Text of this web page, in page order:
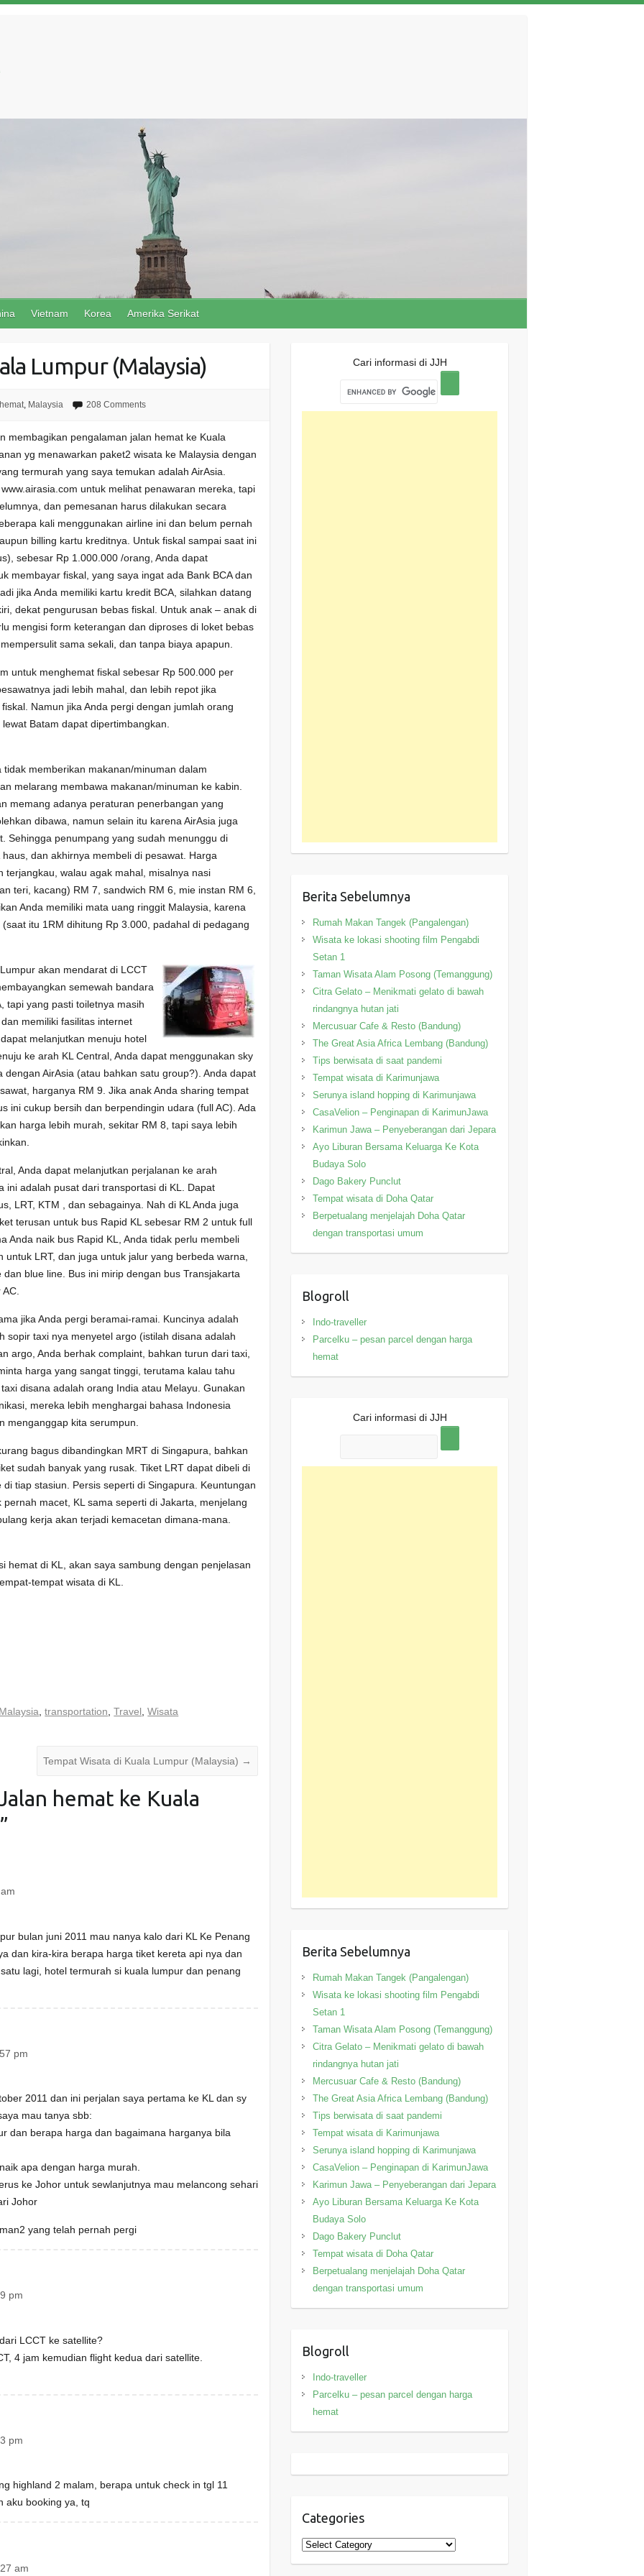
Vietnam Korea Amerika Serikat
Lumpur (Malaysia)
, Malaysia 208 Comments
membagikan pengalaman jalan hemat ke Kuala
yg menawarkan paket2 wisata ke Malaysia dengan
termurah yang saya temukan adalah AirAsia.
untuk melihat penawaran mereka, tapi
dan pemesanan harus dilakukan secara
kali menggunakan airline ini dan belum pernah
billing kartu kreditnya. Untuk fiskal sampai saat ini
sebesar Rp 1.000.000 /orang, Anda dapat
membayar fiskal, yang saya ingat ada Bank BCA dan
jika Anda memiliki kartu kredit BCA, silahkan datang
dekat pengurusan bebas fiskal. Untuk anak – anak di
mengisi form keterangan dan diproses di loket bebas
sama sekali, dan tanpa biaya apapun.
untuk menghemat fiskal sebesar Rp 500.000 per
jadi lebih mahal, dan lebih repot jika
Namun jika Anda pergi dengan jumlah orang
Batam dapat dipertimbangkan.
tidak memberikan makanan/minuman dalam
melarang membawa makanan/minuman ke kabin.
memang adanya peraturan penerbangan yang
dibawa, namun selain itu karena AirAsia juga
Sehingga penumpang yang sudah menunggu di
dan akhirnya membeli di pesawat. Harga
terjangkau, walau agak mahal, misalnya nasi
teri, kacang) RM 7, sandwich RM 6, mie instan RM 6,
Anda memiliki mata uang ringgit Malaysia, karena
itu 1RM dihitung Rp 3.000, padahal di pedagang
akan mendarat di LCCT
semewah bandara
tapi yang pasti toiletnya masih
memiliki fasilitas internet
melanjutkan menuju hotel
ke arah KL Central, Anda dapat menggunakan sky
AirAsia (atau bahkan satu group?). Anda dapat
harganya RM 9. Jika anak Anda sharing tempat
ini cukup bersih dan berpendingin udara (full AC). Ada
harga lebih murah, sekitar RM 8, tapi saya lebih
Anda dapat melanjutkan perjalanan ke arah
ini adalah pusat dari transportasi di KL. Dapat
LRT, KTM , dan sebagainya. Nah di KL Anda juga
terusan untuk bus Rapid KL sebesar RM 2 untuk full
Anda naik bus Rapid KL, Anda tidak perlu membeli
LRT, dan juga untuk jalur yang berbeda warna,
blue line. Bus ini mirip dengan bus Transjakarta
jika Anda pergi beramai-ramai. Kuncinya adalah
sopir taxi nya menyetel argo (istilah disana adalah
argo, Anda berhak complaint, bahkan turun dari taxi,
harga yang sangat tinggi, terutama kalau tahu
disana adalah orang India atau Melayu. Gunakan
mereka lebih menghargai bahasa Indonesia
menganggap kita serumpun.
bagus dibandingkan MRT di Singapura, bahkan
sudah banyak yang rusak. Tiket LRT dapat dibeli di
di tiap stasiun. Persis seperti di Singapura. Keuntungan
pernah macet, KL sama seperti di Jakarta, menjelang
kerja akan terjadi kemacetan dimana-mana.
hemat di KL, akan saya sambung dengan penjelasan
tempat wisata di KL.
Malaysia ,transportation ,Travel ,Wisata
Tempat Wisata di Kuala Lumpur (Malaysia) →
hemat ke Kuala
”
bulan juni 2011 mau nanya kalo dari KL Ke Penang
dan kira-kira berapa harga tiket kereta api nya dan
lagi, hotel termurah si kuala lumpur dan penang
pm
2011 dan ini perjalan saya pertama ke KL dan sy
mau tanya sbb:
dan berapa harga dan bagaimana harganya bila
apa dengan harga murah.
ke Johor untuk sewlanjutnya mau melancong sehari
Johor
yang telah pernah pergi
pm
LCCT ke satellite?
4 jam kemudian flight kedua dari satellite.
pm
highland 2 malam, berapa untuk check in tgl 11
aku booking ya, tq
am
Cari informasi di JJH
Berita Sebelumnya
Rumah Makan Tangek (Pangalengan)
Wisata ke lokasi shooting film Pengabdi
Setan 1
Taman Wisata Alam Posong (Temanggung)
Citra Gelato – Menikmati gelato di bawah
rindangnya hutan jati
Mercusuar Cafe & Resto (Bandung)
The Great Asia Africa Lembang (Bandung)
Tips berwisata di saat pandemi
Tempat wisata di Karimunjawa
Serunya island hopping di Karimunjawa
CasaVelion – Penginapan di KarimunJawa
Karimun Jawa – Penyeberangan dari Jepara
Ayo Liburan Bersama Keluarga Ke Kota
Budaya Solo
Dago Bakery Punclut
Tempat wisata di Doha Qatar
Berpetualang menjelajah Doha Qatar
dengan transportasi umum
Blogroll
Indo-traveller
Parcelku – pesan parcel dengan harga
hemat
Cari informasi di JJH
Berita Sebelumnya
Rumah Makan Tangek (Pangalengan)
Wisata ke lokasi shooting film Pengabdi
Setan 1
Taman Wisata Alam Posong (Temanggung)
Citra Gelato – Menikmati gelato di bawah
rindangnya hutan jati
Mercusuar Cafe & Resto (Bandung)
The Great Asia Africa Lembang (Bandung)
Tips berwisata di saat pandemi
Tempat wisata di Karimunjawa
Serunya island hopping di Karimunjawa
CasaVelion – Penginapan di KarimunJawa
Karimun Jawa – Penyeberangan dari Jepara
Ayo Liburan Bersama Keluarga Ke Kota
Budaya Solo
Dago Bakery Punclut
Tempat wisata di Doha Qatar
Berpetualang menjelajah Doha Qatar
dengan transportasi umum
Blogroll
Indo-traveller
Parcelku – pesan parcel dengan harga
hemat
Categories
Categories